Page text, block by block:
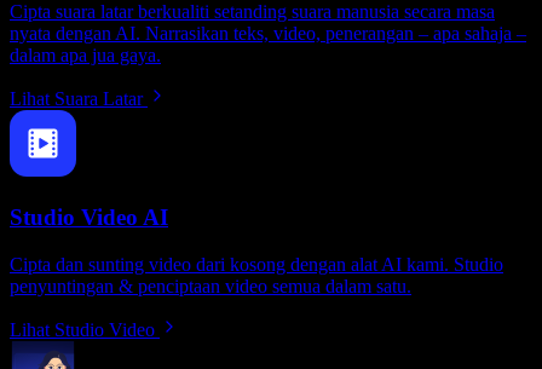
Cipta suara latar berkualiti setanding suara manusia secara masa
nyata dengan AI. Narrasikan teks, video, penerangan – apa sahaja –
dalam apa jua gaya.
Lihat Suara Latar
Studio Video AI
Cipta dan sunting video dari kosong dengan alat AI kami. Studio
penyuntingan & penciptaan video semua dalam satu.
Lihat Studio Video